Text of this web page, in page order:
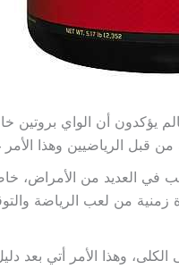
يؤكدون أن الواي بروتين
قبل الرياضيين وهذا
في العديد من الأمراض،
زمنية من لعب الرياضة
وهذا الأمر أتي بعد